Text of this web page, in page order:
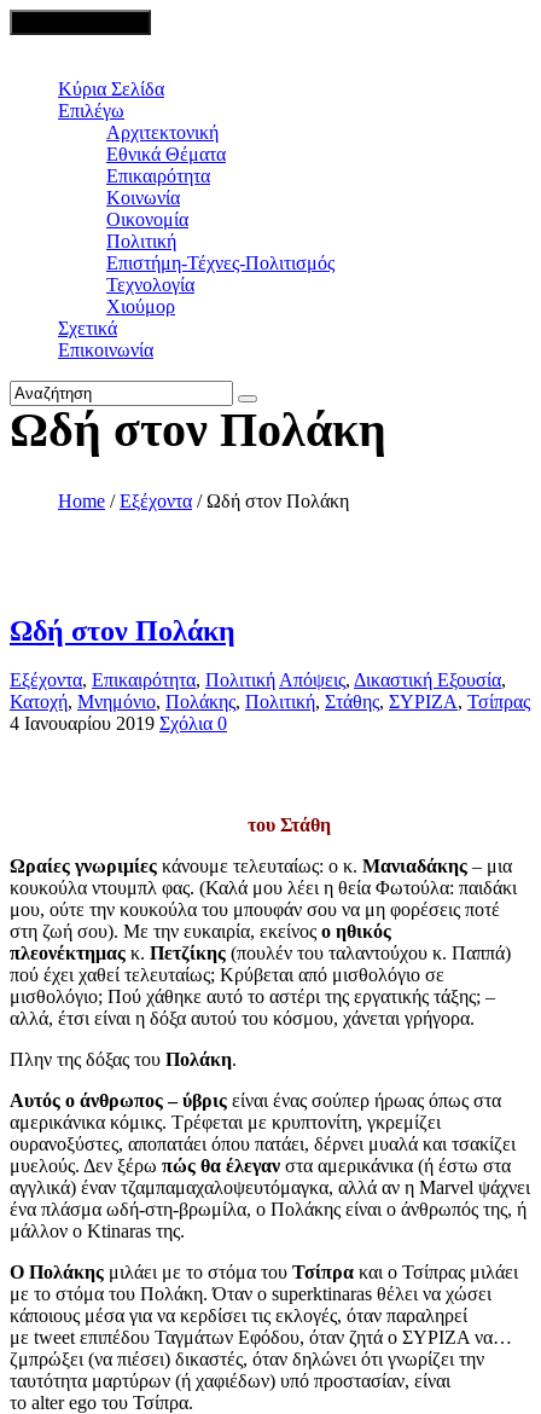
Κύρια Σελίδα
Επιλέγω
Αρχιτεκτονική
Εθνικά Θέματα
Επικαιρότητα
Κοινωνία
Οικονομία
Πολιτική
Επιστήμη-Τέχνες-Πολιτισμός
Τεχνολογία
Χιούμορ
Σχετικά
Επικοινωνία
Ωδή στον Πολάκη
Home / Εξέχοντα / Ωδή στον Πολάκη
Ωδή στον Πολάκη
Εξέχοντα, Επικαιρότητα, Πολιτική Απόψεις, Δικαστική Εξουσία,
Κατοχή, Μνημόνιο, Πολάκης, Πολιτική, Στάθης, ΣΥΡΙΖΑ, Τσίπρας
4 Ιανουαρίου 2019 Σχόλια 0
του Στάθη
Ωραίες γνωριμίες κάνουμε τελευταίως: ο κ. Μανιαδάκης – μια
κουκούλα ντουμπλ φας. (Καλά μου λέει η θεία Φωτούλα: παιδάκι
μου, ούτε την κουκούλα του μπουφάν σου να μη φορέσεις ποτέ
στη ζωή σου). Με την ευκαιρία, εκείνος ο ηθικός
πλεονέκτημας κ. Πετζίκης (πουλέν του ταλαντούχου κ. Παππά)
πού έχει χαθεί τελευταίως; Κρύβεται από μισθολόγιο σε
μισθολόγιο; Πού χάθηκε αυτό το αστέρι της εργατικής τάξης; –
αλλά, έτσι είναι η δόξα αυτού του κόσμου, χάνεται γρήγορα.
Πλην της δόξας του Πολάκη.
Αυτός ο άνθρωπος – ύβρις είναι ένας σούπερ ήρωας όπως στα
αμερικάνικα κόμικς. Τρέφεται με κρυπτονίτη, γκρεμίζει
ουρανοξύστες, αποπατάει όπου πατάει, δέρνει μυαλά και τσακίζει
μυελούς. Δεν ξέρω πώς θα έλεγαν στα αμερικάνικα (ή έστω στα
αγγλικά) έναν τζαμπαμαχαλοψευτόμαγκα, αλλά αν η Marvel ψάχνει
ένα πλάσμα ωδή-στη-βρωμίλα, ο Πολάκης είναι ο άνθρωπός της, ή
μάλλον ο Ktinaras της.
Ο Πολάκης μιλάει με το στόμα του Τσίπρα και ο Τσίπρας μιλάει
με το στόμα του Πολάκη. Όταν ο superktinaras θέλει να χώσει
κάποιους μέσα για να κερδίσει τις εκλογές, όταν παραληρεί
με tweet επιπέδου Ταγμάτων Εφόδου, όταν ζητά ο ΣΥΡΙΖΑ να…
ζμπρώξει (να πιέσει) δικαστές, όταν δηλώνει ότι γνωρίζει την
ταυτότητα μαρτύρων (ή χαφιέδων) υπό προστασίαν, είναι
το alter ego του Τσίπρα.